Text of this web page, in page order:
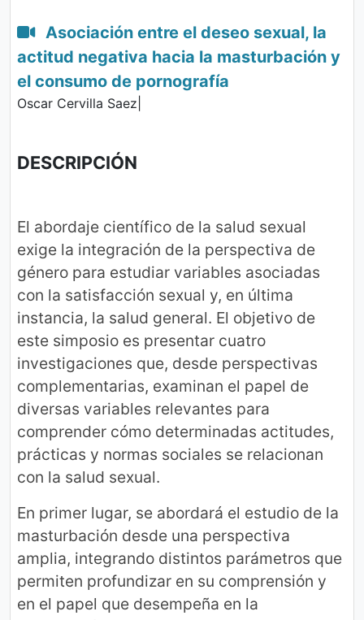
Asociación entre el deseo sexual, la
actitud negativa hacia la masturbación y
el consumo de pornografía
Oscar Cervilla Saez|
DESCRIPCIÓN
El abordaje científico de la salud sexual
exige la integración de la perspectiva de
género para estudiar variables asociadas
con la satisfacción sexual y, en última
instancia, la salud general. El objetivo de
este simposio es presentar cuatro
investigaciones que, desde perspectivas
complementarias, examinan el papel de
diversas variables relevantes para
comprender cómo determinadas actitudes,
prácticas y normas sociales se relacionan
con la salud sexual.
En primer lugar, se abordará el estudio de la
masturbación desde una perspectiva
amplia, integrando distintos parámetros que
permiten profundizar en su comprensión y
en el papel que desempeña en la